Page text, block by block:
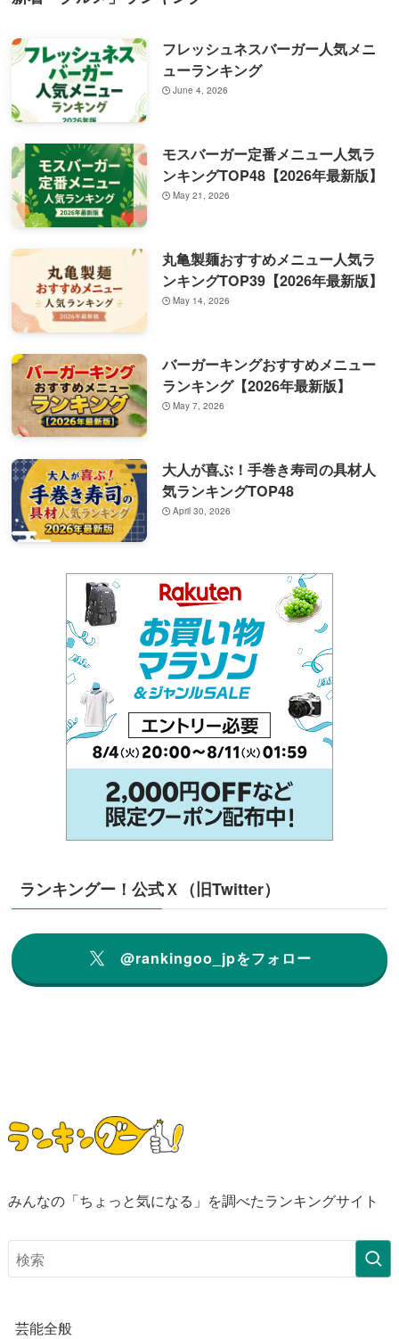
フレッシュネスバーガー人気メニ
ューランキング
June 4, 2026
モスバーガー定番メニュー人気ラ
ンキングTOP48【2026年最新版】
May 21, 2026
丸亀製麺おすすめメニュー人気ラ
ンキングTOP39【2026年最新版】
May 14, 2026
バーガーキングおすすめメニュー
ランキング【2026年最新版】
May 7, 2026
大人が喜ぶ！手巻き寿司の具材人
気ランキングTOP48
April 30, 2026
ランキングー！公式Ｘ（旧Twitter）
@rankingoo_jpをフォロー
みんなの「ちょっと気になる」を調べたランキングサイト
芸能全般